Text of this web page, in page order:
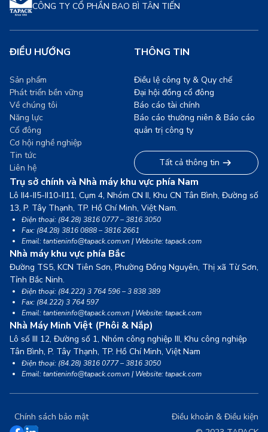
CÔNG TY CỔ PHẦN BAO BÌ TÂN TIẾN
Trụ sở chính và Nhà máy khu vực phía Nam
Lô II4-II5-II10-II11, Cụm 4, Nhóm CN II, Khu CN Tân Bình, Đường số
13, P. Tây Thạnh, TP. Hồ Chí Minh, Việt Nam.
Điện thoại: (84.28) 3816 0777 – 3816 3050
Fax: (84.28) 3816 0888 – 3816 2661
Email: tantieninfo@tapack.com.vn | Website: tapack.com
Nhà máy khu vực phía Bắc
Đường TS5, KCN Tiên Sơn, Phường Đồng Nguyên, Thị xã Từ Sơn,
Tỉnh Bắc Ninh.
Điện thoại: (84.222) 3 764 596 – 3 838 389
Fax: (84.222) 3 764 597
Email: tantieninfo@tapack.com.vn | Website: tapack.com
Nhà Máy Minh Việt (Phôi & Nắp)
Lô số III 12, Đường số 1, Nhóm công nghiệp III, Khu công nghiệp
Tân Bình, P. Tây Thạnh, TP. Hồ Chí Minh, Việt Nam
Điện thoại: (84.28) 3816 0777 – 3816 3050
Email: tantieninfo@tapack.com.vn | Website: tapack.com
ĐIỀU HƯỚNG
Sản phẩm
Phát triển bền vững
Về chúng tôi
Năng lực
Cổ đông
Cơ hội nghề nghiệp
Tin tức
Liên hệ
THÔNG TIN
Điều lệ công ty & Quy chế
Đại hội đồng cổ đông
Báo cáo tài chính
Báo cáo thường niên & Báo cáo
quản trị công ty
Tất cả thông tin
Chính sách bảo mật Điều khoản & Điều kiện